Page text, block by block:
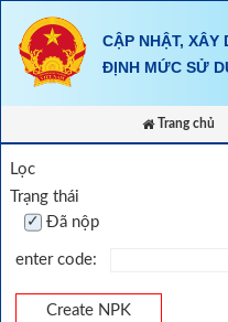
content
CẬP NHẬT, XÂY
ĐỊNH MỨC SỬ
Trang chủ
Lọc
Trạng thái
Đã nộp
enter code:
Create NPK